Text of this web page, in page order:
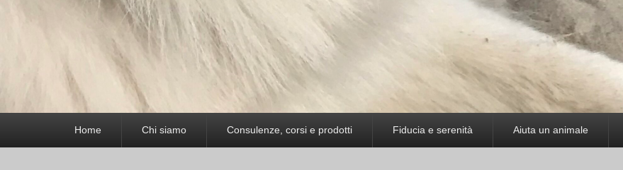
Home Chi siamo Consulenze, corsi e prodotti Fiducia e serenità Aiuta un animale